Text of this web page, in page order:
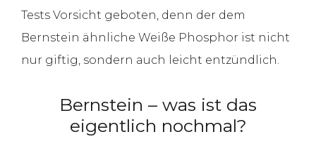
Tests Vorsicht geboten, denn der dem
Bernstein ähnliche Weiße Phosphor ist nicht
nur giftig, sondern auch leicht entzündlich.
Bernstein – was ist das
eigentlich nochmal?